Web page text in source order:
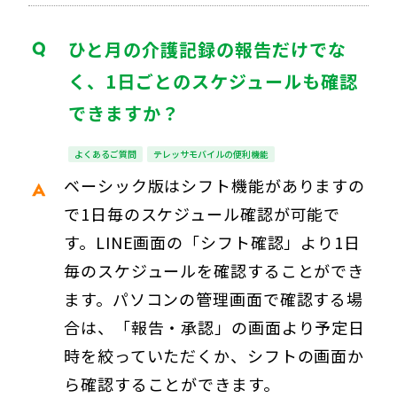
ひと月の介護記録の報告だけでな
く、1日ごとのスケジュールも確認
できますか？
よくあるご質問 テレッサモバイルの便利機能
ベーシック版はシフト機能がありますの
で1日毎のスケジュール確認が可能で
す。LINE画面の「シフト確認」より1日
毎のスケジュールを確認することができ
ます。パソコンの管理画面で確認する場
合は、「報告・承認」の画面より予定日
時を絞っていただくか、シフトの画面か
ら確認することができます。